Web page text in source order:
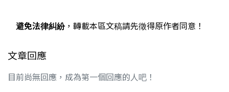
避免法律糾紛，轉載本區文稿請先徵得原作者同意！
文章回應
目前尚無回應，成為第一個回應的人吧！